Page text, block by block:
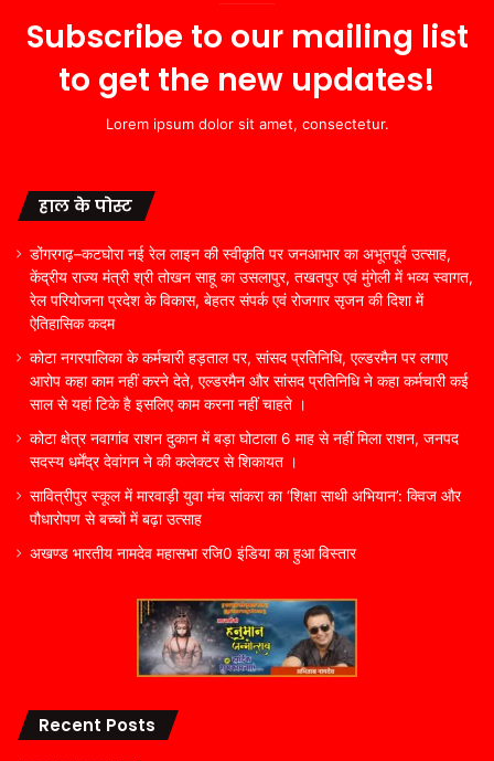
Subscribe to our mailing list
to get the new updates!
Lorem ipsum dolor sit amet, consectetur.
हाल के पोस्ट
डोंगरगढ़–कटघोरा नई रेल लाइन की स्वीकृति पर जनआभार का अभूतपूर्व उत्साह,
केंद्रीय राज्य मंत्री श्री तोखन साहू का उसलापुर, तखतपुर एवं मुंगेली में भव्य स्वागत,
रेल परियोजना प्रदेश के विकास, बेहतर संपर्क एवं रोजगार सृजन की दिशा में
ऐतिहासिक कदम
कोटा नगरपालिका के कर्मचारी हड़ताल पर, सांसद प्रतिनिधि, एल्डरमैन पर लगाए
आरोप कहा काम नहीं करने देते, एल्डरमैन और सांसद प्रतिनिधि ने कहा कर्मचारी कई
साल से यहां टिके है इसलिए काम करना नहीं चाहते ।
कोटा क्षेत्र नवागांव राशन दुकान में बड़ा घोटाला 6 माह से नहीं मिला राशन, जनपद
सदस्य धर्मेंद्र देवांगन ने की कलेक्टर से शिकायत ।
सावित्रीपुर स्कूल में मारवाड़ी युवा मंच सांकरा का ‘शिक्षा साथी अभियान’: क्विज और
पौधारोपण से बच्चों में बढ़ा उत्साह
अखण्ड भारतीय नामदेव महासभा रजि0 इंडिया का हुआ विस्तार
Recent Posts